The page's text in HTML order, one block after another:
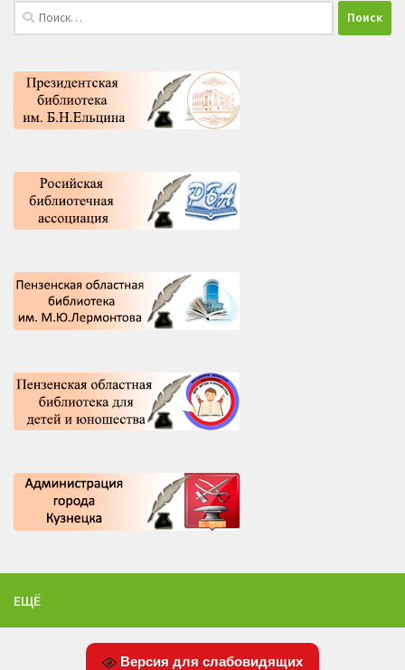
Найти:
ЕЩЁ
Версия для слабовидящих